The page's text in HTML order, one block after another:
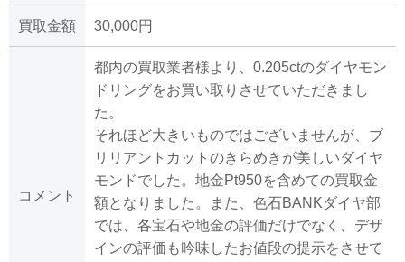
買取金額 30,000円
コメント
都内の買取業者様より、0.205ctのダイヤモン
ドリングをお買い取りさせていただきまし
た。
それほど大きいものではございませんが、ブ
リリアントカットのきらめきが美しいダイヤ
モンドでした。地金Pt950を含めての買取金
額となりました。また、色石BANKダイヤ部
では、各宝石や地金の評価だけでなく、デザ
インの評価も吟味したお値段の提示をさせて